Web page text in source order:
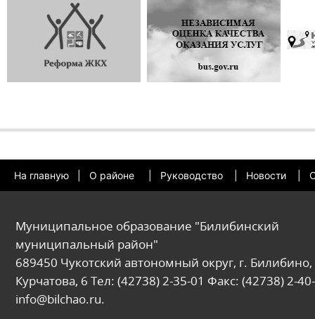
На главную О районе Руководство Новости
Муниципальное образование "Билибинский
муниципальный район"
689450 Чукотский автономный округ, г. Билибино,
Курчатова, 6 Тел: (42738) 2-35-01 Факс: (42738) 2-
info@bilchao.ru.